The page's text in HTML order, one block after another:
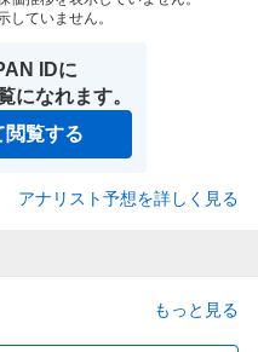
していません。
IDに
になれます。
閲覧する
アナリスト予想を詳しく見る
もっと見る